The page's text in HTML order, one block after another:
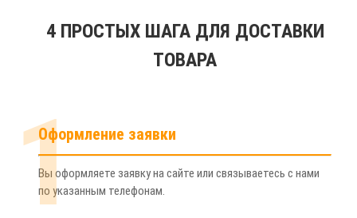
4 ПРОСТЫХ ШАГА ДЛЯ ДОСТАВКИ
ТОВАРА
1
Оформление заявки
Вы оформляете заявку на сайте или связываетесь с нами
по указанным телефонам.